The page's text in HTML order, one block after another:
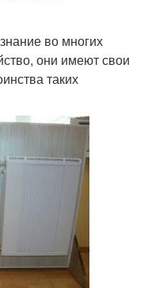
во многих
они имеют свои
таких